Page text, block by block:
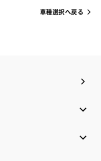
車種選択へ戻る